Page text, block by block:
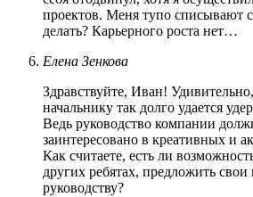
проектов. Меня тупо списывают
делать? Карьерного роста нет…
Елена Зенкова
Здравствуйте, Иван!
начальнику так долго удается
Ведь руководство компании
заинтересовано в креативных и
Как считаете, есть ли
других ребятах, предложить
руководству?